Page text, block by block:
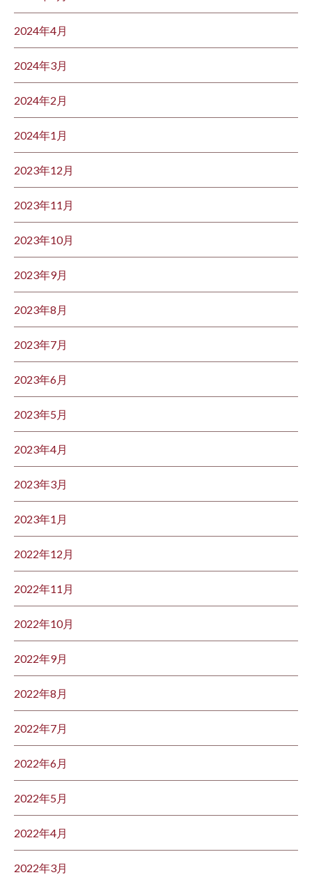
2024年4月
2024年3月
2024年2月
2024年1月
2023年12月
2023年11月
2023年10月
2023年9月
2023年8月
2023年7月
2023年6月
2023年5月
2023年4月
2023年3月
2023年1月
2022年12月
2022年11月
2022年10月
2022年9月
2022年8月
2022年7月
2022年6月
2022年5月
2022年4月
2022年3月